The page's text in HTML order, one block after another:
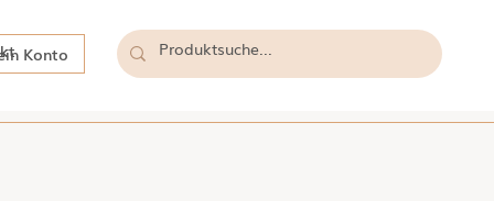
Konto